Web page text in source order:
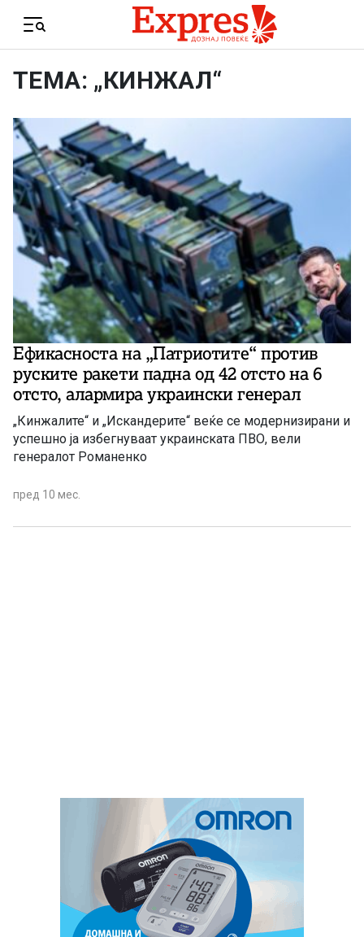
Menu
ТЕМА: „КИНЖАЛ“
Ефикасноста на „Патриотите“ против
руските ракети падна од 42 отсто на 6
отсто, алармира украински генерал
„Кинжалите“ и „Искандерите“ веќе се модернизирани и
успешно ја избегнуваат украинската ПВО, вели
генералот Романенко
пред 10 мес.